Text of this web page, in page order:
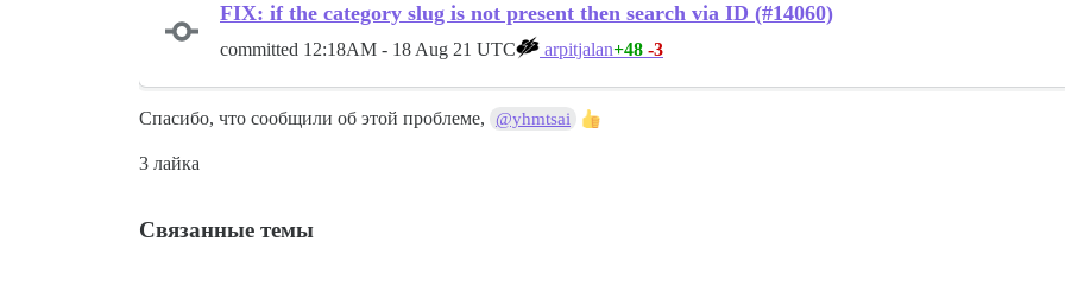
FIX: if the category slug is not present then search via ID (#14060)
committed 12:18AM - 18 Aug 21 UTC arpitjalan+48 -3
Спасибо, что сообщили об этой проблеме, @yhmtsai
3 лайка
Связанные темы